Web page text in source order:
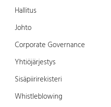
Hallitus
Johto
Corporate Governance
Yhtiöjärjestys
Sisäpiirirekisteri
Whistleblowing